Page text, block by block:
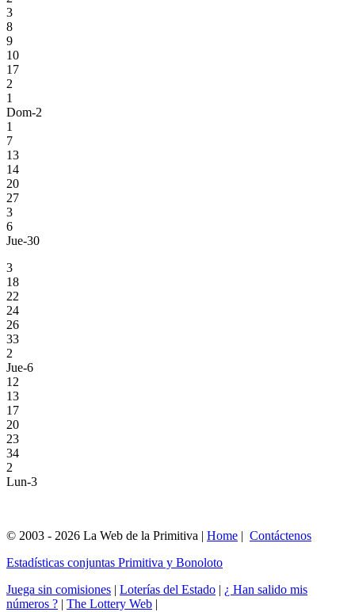
3
8
9
10
17
2
1
Dom-2
1
7
13
14
20
27
3
6
Jue-30
3
18
22
24
26
33
2
Jue-6
12
13
17
20
23
34
2
Lun-3
© 2003 - 2026 La Web de la Primitiva | Home | Contáctenos
Estadísticas conjuntas Primitiva y Bonoloto
Juega sin comisiones | Loterías del Estado | ¿ Han salido mis
números ? | The Lottery Web |